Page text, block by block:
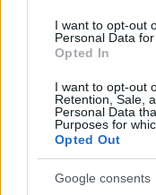
I want to opt-out
Personal Data
Opted In
I want to opt-out
Retention, Sale,
Personal Data
Purposes for
Opted Out
Google consents
kezdett, ami nem
dinamikátlanul
Crossholder-
kísérő zenekar
biztos, a másik
sajnos nem tudom
gépiesen, fádan,
szerintem még Tim